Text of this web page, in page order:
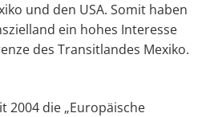
und den USA. Somit haben
ein hohes Interesse
des Transitlandes Mexiko.
2004 die „Europäische